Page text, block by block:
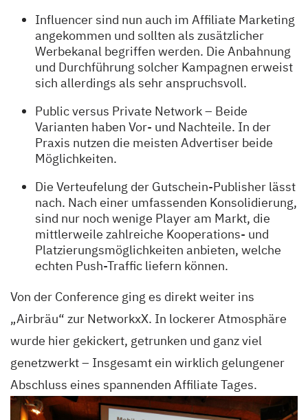
Influencer sind nun auch im Affiliate Marketing
angekommen und sollten als zusätzlicher
Werbekanal begriffen werden. Die Anbahnung
und Durchführung solcher Kampagnen erweist
sich allerdings als sehr anspruchsvoll.
Public versus Private Network – Beide
Varianten haben Vor- und Nachteile. In der
Praxis nutzen die meisten Advertiser beide
Möglichkeiten.
Die Verteufelung der Gutschein-Publisher lässt
nach. Nach einer umfassenden Konsolidierung,
sind nur noch wenige Player am Markt, die
mittlerweile zahlreiche Kooperations- und
Platzierungsmöglichkeiten anbieten, welche
echten Push-Traffic liefern können.
Von der Conference ging es direkt weiter ins
„Airbräu“ zur NetworkxX. In lockerer Atmosphäre
wurde hier gekickert, getrunken und ganz viel
genetzwerkt – Insgesamt ein wirklich gelungener
Abschluss eines spannenden Affiliate Tages.